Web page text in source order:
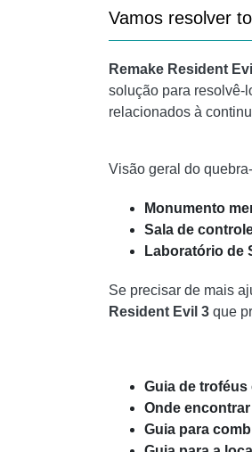
Vamos resolver
Remake Resident
solução para resolvê-
relacionados à
Visão geral do
Monumento
Sala de
Laboratório de
Se precisar de mais
Resident Evil 3 que
Guia de
Onde
Guia para